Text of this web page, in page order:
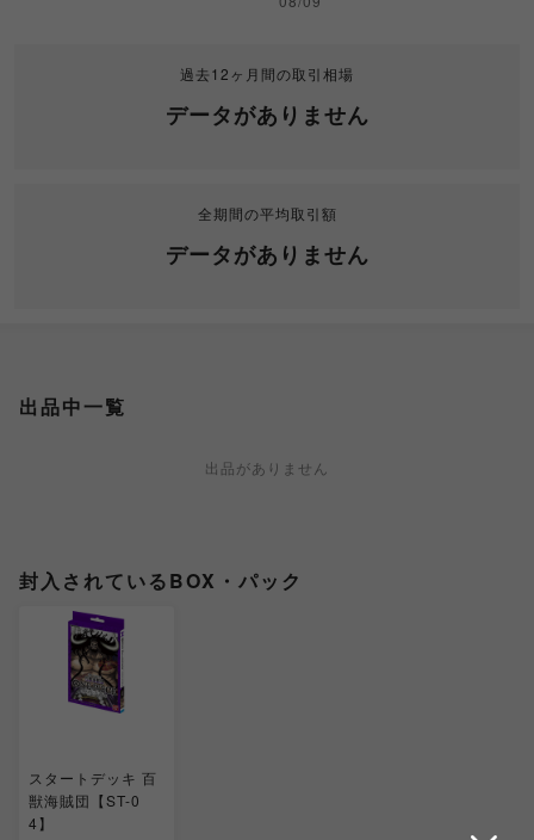
過去12ヶ月間の取引相場
データがありません
全期間の平均取引額
データがありません
出品中一覧
出品がありません
封入されているBOX・パック
スタートデッキ 百
獣海賊団【ST-0
4】